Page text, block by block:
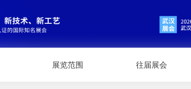
展览范围 往届展会